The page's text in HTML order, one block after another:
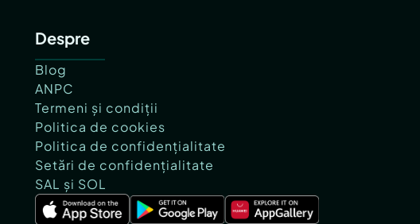
Despre
Blog
ANPC
Termeni și condiții
Politica de cookies
Politica de confidențialitate
Setări de confidențialitate
SAL și SOL